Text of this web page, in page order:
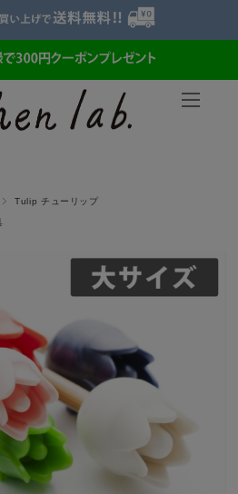
Tulip チューリップ